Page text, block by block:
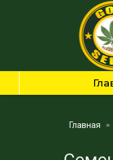
Главная